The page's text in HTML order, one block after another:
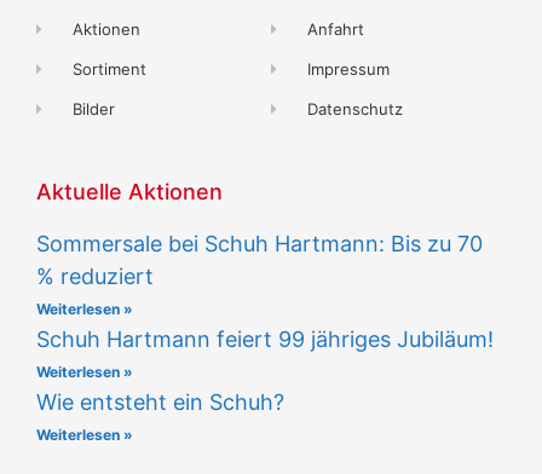
Aktionen
Sortiment
Bilder
Anfahrt
Impressum
Datenschutz
Aktuelle Aktionen
Sommersale bei Schuh Hartmann: Bis zu 70
% reduziert
Weiterlesen »
Schuh Hartmann feiert 99 jähriges Jubiläum!
Weiterlesen »
Wie entsteht ein Schuh?
Weiterlesen »